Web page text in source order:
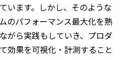
います。しかし、そのような
のパフォーマンス最大化を熟
がら実践もしていき、プロダ
効果を可視化・計測すること